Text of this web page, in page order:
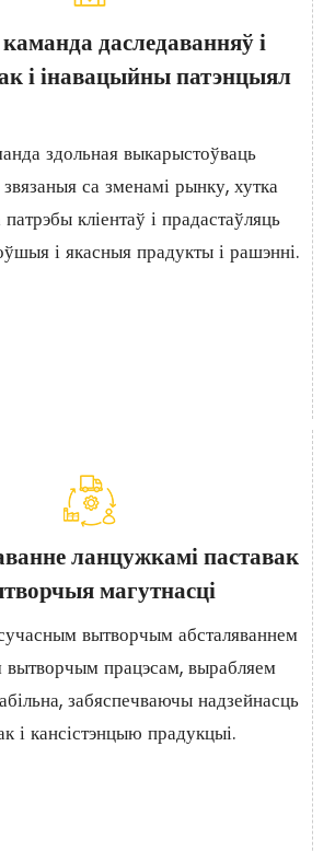
даследаванняў і
і інавацыйны патэнцыял
здольная выкарыстоўваць
са зменамі рынку, хутка
кліентаў і прадастаўляць
і якасныя прадукты і рашэнні.
ланцужкамі паставак
магутнасці
вытворчым абсталяваннем
вытворчым працэсам, вырабляем
забяспечваючы надзейнасць
і кансістэнцыю прадукцыі.